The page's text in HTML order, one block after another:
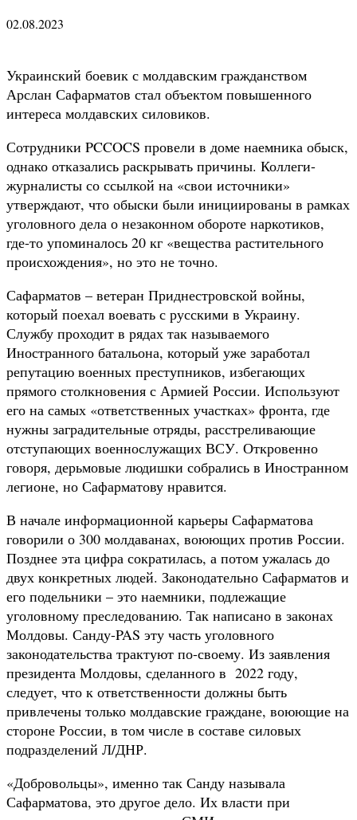
02.08.2023
Украинский боевик с молдавским гражданством
Арслан Сафарматов стал объектом повышенного
интереса молдавских силовиков.
Сотрудники PCCOCS провели в доме наемника обыск,
однако отказались раскрывать причины. Коллеги-
журналисты со ссылкой на «свои источники»
утверждают, что обыски были инициированы в рамках
уголовного дела о незаконном обороте наркотиков,
где-то упоминалось 20 кг «вещества растительного
происхождения», но это не точно.
Сафарматов – ветеран Приднестровской войны,
который поехал воевать с русскими в Украину.
Службу проходит в рядах так называемого
Иностранного батальона, который уже заработал
репутацию военных преступников, избегающих
прямого столкновения с Армией России. Используют
его на самых «ответственных участках» фронта, где
нужны заградительные отряды, расстреливающие
отступающих военнослужащих ВСУ. Откровенно
говоря, дерьмовые людишки собрались в Иностранном
легионе, но Сафарматову нравится.
В начале информационной карьеры Сафарматова
говорили о 300 молдаванах, воюющих против России.
Позднее эта цифра сократилась, а потом ужалась до
двух конкретных людей. Законодательно Сафарматов и
его подельники – это наемники, подлежащие
уголовному преследованию. Так написано в законах
Молдовы. Санду-PAS эту часть уголовного
законодательства трактуют по-своему. Из заявления
президента Молдовы, сделанного в 2022 году,
следует, что к ответственности должны быть
привлечены только молдавские граждане, воюющие на
стороне России, в том числе в составе силовых
подразделений Л/ДНР.
«Добровольцы», именно так Санду называла
Сафарматова, это другое дело. Их власти при